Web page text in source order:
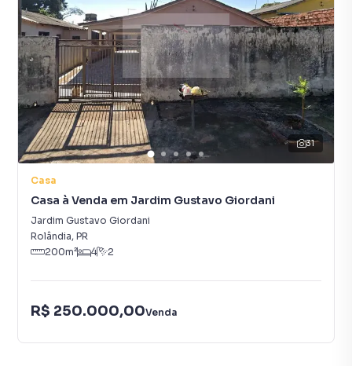
31
Casa
Casa à Venda em Jardim Gustavo Giordani
Jardim Gustavo Giordani
Rolândia, PR
200m² 4 2
R$ 250.000,00Venda